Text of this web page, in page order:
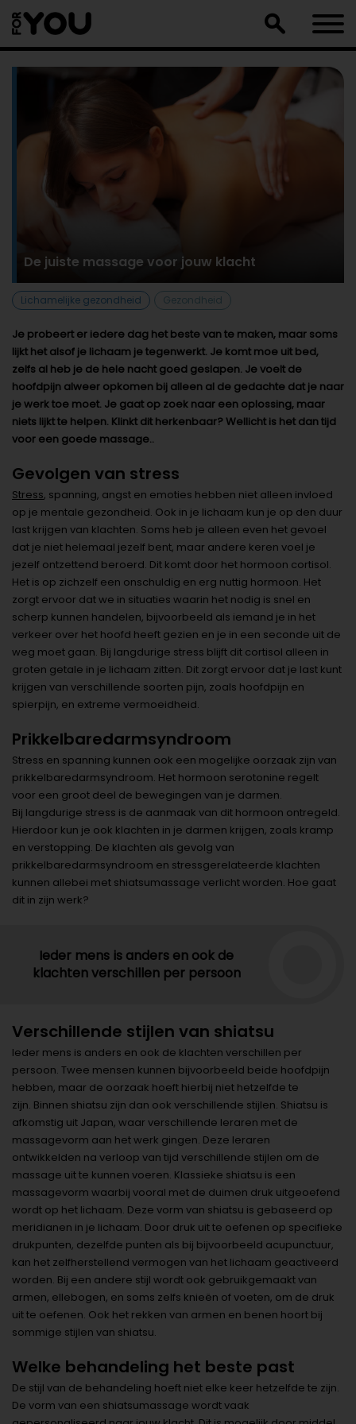
naar
artikel
De juiste massage voor jouw klacht
Lichamelijke gezondheid Gezondheid
Je probeert er iedere dag het beste van te maken, maar soms
lijkt het alsof je lichaam je tegenwerkt. Je komt moe uit bed,
zelfs al heb je de hele nacht goed geslapen. Je voelt de
hoofdpijn alweer opkomen bij alleen al de gedachte dat je naar
je werk toe moet. Je gaat op zoek naar een oplossing, maar
niets lijkt te helpen. Klinkt dit herkenbaar? Wellicht is het dan tijd
voor een goede massage..
Gevolgen van stress
Stress, spanning, angst en emoties hebben niet alleen invloed
op je mentale gezondheid. Ook in je lichaam kun je op den duur
last krijgen van klachten. Soms heb je alleen even het gevoel
dat je niet helemaal jezelf bent, maar andere keren voel je
jezelf ontzettend beroerd. Dit komt door het hormoon cortisol.
Het is op zichzelf een onschuldig en erg nuttig hormoon. Het
zorgt ervoor dat we in situaties waarin het nodig is snel en
scherp kunnen handelen, bijvoorbeeld als iemand je in het
verkeer over het hoofd heeft gezien en je in een seconde uit de
weg moet gaan. Bij langdurige stress blijft dit cortisol alleen in
groten getale in je lichaam zitten. Dit zorgt ervoor dat je last kunt
krijgen van verschillende soorten pijn, zoals hoofdpijn en
spierpijn, en extreme vermoeidheid.
Prikkelbaredarmsyndroom
Stress en spanning kunnen ook een mogelijke oorzaak zijn van
prikkelbaredarmsyndroom. Het hormoon serotonine regelt
voor een groot deel de bewegingen van je darmen.
Bij langdurige stress is de aanmaak van dit hormoon ontregeld.
Hierdoor kun je ook klachten in je darmen krijgen, zoals kramp
en verstopping. De klachten als gevolg van
prikkelbaredarmsyndroom en stressgerelateerde klachten
kunnen allebei met shiatsumassage verlicht worden. Hoe gaat
dit in zijn werk?
Ieder mens is anders en ook de
klachten verschillen per persoon
Verschillende stijlen van shiatsu
Ieder mens is anders en ook de klachten verschillen per
persoon. Twee mensen kunnen bijvoorbeeld beide hoofdpijn
hebben, maar de oorzaak hoeft hierbij niet hetzelfde te
zijn. Binnen shiatsu zijn dan ook verschillende stijlen. Shiatsu is
afkomstig uit Japan, waar verschillende leraren met de
massagevorm aan het werk gingen. Deze leraren
ontwikkelden na verloop van tijd verschillende stijlen om de
massage uit te kunnen voeren. Klassieke shiatsu is een
massagevorm waarbij vooral met de duimen druk uitgeoefend
wordt op het lichaam. Deze vorm van shiatsu is gebaseerd op
meridianen in je lichaam. Door druk uit te oefenen op specifieke
drukpunten, dezelfde punten als bij bijvoorbeeld acupunctuur,
kan het zelfherstellend vermogen van het lichaam geactiveerd
worden. Bij een andere stijl wordt ook gebruikgemaakt van
armen, ellebogen, en soms zelfs knieën of voeten, om de druk
uit te oefenen. Ook het rekken van armen en benen hoort bij
sommige stijlen van shiatsu.
Welke behandeling het beste past
De stijl van de behandeling hoeft niet elke keer hetzelfde te zijn.
De vorm van een shiatsumassage wordt vaak